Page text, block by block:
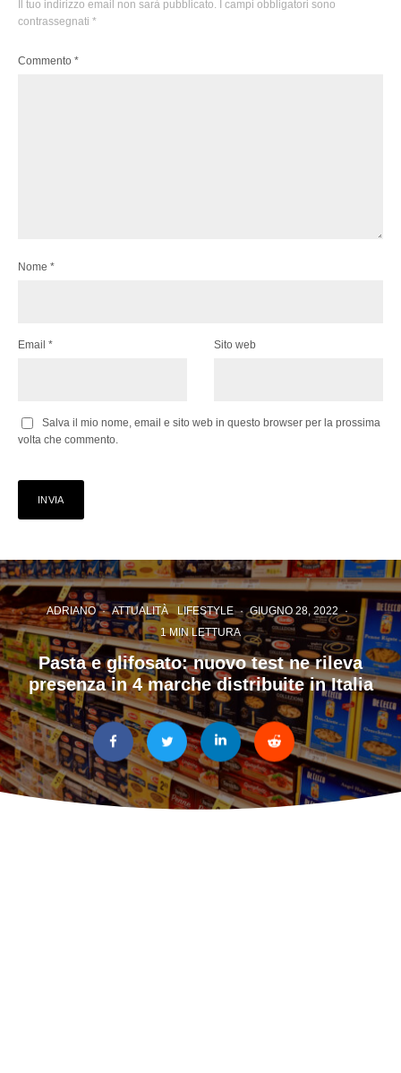
Il tuo indirizzo email non sarà pubblicato.
I campi obbligatori sono
contrassegnati *
Commento *
Nome *
Email * Sito web
Salva il mio nome, email e sito web in questo browser per la prossima
volta che commento.
ADRIANO · ATTUALITÀ LIFESTYLE · GIUGNO 28, 2022 ·
1 MIN LETTURA
Pasta e glifosato: nuovo test ne rileva
presenza in 4 marche distribuite in Italia